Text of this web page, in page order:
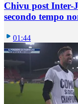
Chivu post Inter-
secondo tempo
01:44